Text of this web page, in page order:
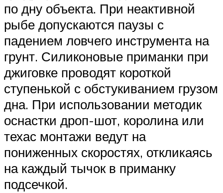
по дну объекта. При неактивной
рыбе допускаются паузы с
падением ловчего инструмента на
грунт. Силиконовые приманки при
джиговке проводят короткой
ступенькой с обстукиванием грузом
дна. При использовании методик
оснастки дроп-шот, королина или
техас монтажи ведут на
пониженных скоростях, откликаясь
на каждый тычок в приманку
подсечкой.